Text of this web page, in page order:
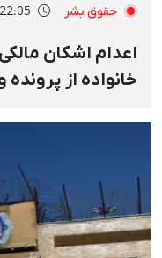
حقوق بشر 22:05، 3 مرداد 1405
اعدام اشکان
خانواده از